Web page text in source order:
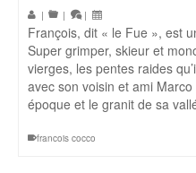
| | |
François, dit « le Fue », est
Super grimper, skieur et
vierges, les pentes raides
avec son voisin et ami
époque et le granit de sa
francois cocco